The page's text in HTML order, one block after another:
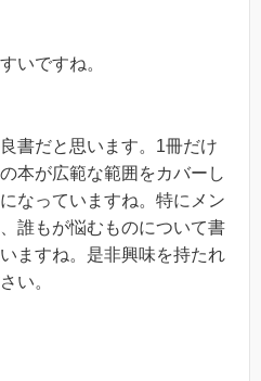
いですね。
書だと思います。1冊だけ
本が広範な範囲をカバーし
なっていますね。特にメン
誰もが悩むものについて書
ますね。是非興味を持たれ
い。